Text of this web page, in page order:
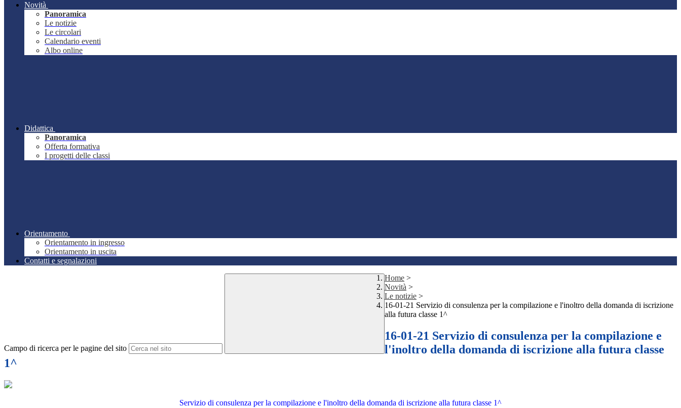
Novità
Panoramica
Le notizie
Le circolari
Calendario eventi
Albo online
Didattica
Panoramica
Offerta formativa
I progetti delle classi
Orientamento
Orientamento in ingresso
Orientamento in uscita
Contatti e segnalazioni
Campo di ricerca per le pagine del sito
Home >
Novità >
Le notizie >
16-01-21 Servizio di consulenza per la compilazione e l'inoltro della domanda di iscrizione
alla futura classe 1^
16-01-21 Servizio di consulenza per la compilazione e
l'inoltro della domanda di iscrizione alla futura classe
1^
Servizio di consulenza per la compilazione e l'inoltro della domanda di iscrizione alla futura classe 1^